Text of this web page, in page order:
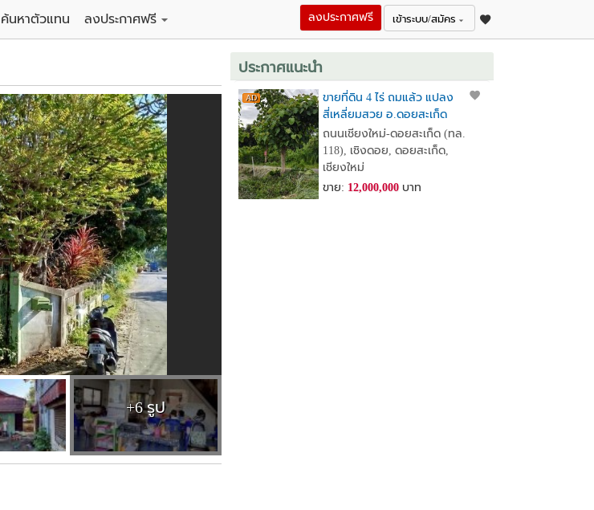
ค้นหาตัวแทน
ลงประกาศฟรี
เข้าระบบ/สมัคร
ลงประกาศฟรี
+6 รูป
ประกาศแนะนำ
ขายที่ดิน 4 ไร่ ถมแล้ว แปลง
สี่เหลี่ยมสวย อ.ดอยสะเก็ด
จ.เชียงใหม่ ใกล้วัดพระธาตุ
ดอยสะเก็ด ใกล้เขื่อนแม่กวง
ถนนเชียงใหม่-ดอยสะเก็ด (ทล.
118), เชิงดอย, ดอยสะเก็ด,
เชียงใหม่
ขาย: 12,000,000บาท